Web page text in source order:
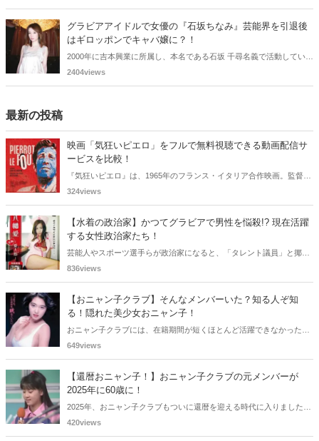
グラビアアイドルで女優の『石坂ちなみ』芸能界を引退後
はギロッポンでキャバ嬢に？！
2000年に吉本興業に所属し、本名である石坂 千尋名義で活動していた
石坂ちなみさん。2008年10月に、芸能界を引退し、六本木のキャバク
2404views
最新の投稿
映画「気狂いピエロ」をフルで無料視聴できる動画配信サ
ービスを比較！
『気狂いピエロ』は、1965年のフランス・イタリア合作映画。監督は
ジャン＝リュック・ゴダール。アンナ・カリーナ、ジャン＝ポール・
をご紹介します。
324views
【水着の政治家】かつてグラビアで男性を悩殺!? 現在活躍
する女性政治家たち！
芸能人やスポーツ選手らが政治家になると、「タレント議員」と揶揄
されることがありますが、同時に、"タレントとしての活躍" が再注目
わどいショットで多くの男性を魅了した女性も!? 今回は、そんなグラ
ビアで活躍した女性政治家6名をご紹介します。
836views
【おニャン子クラブ】そんなメンバーいた？知る人ぞ知
る！隠れた美少女おニャン子！
おニャン子クラブには、在籍期間が短くほとんど活躍できなかったも
のの、知る人ぞ知る "美少女おニャン子" がいました。それも、強制的
子まで様々です。今回は、筆者の独断と偏見で、4人の "隠れ美少女お
ニャン子" をご紹介します。
649views
【還暦おニャン子！】おニャン子クラブの元メンバーが
2025年に60歳に！
2025年、おニャン子クラブもついに還暦を迎える時代に入りました。
おニャン子クラブの元メンバーは全員が昭和40年代生まれで、そのう
420views